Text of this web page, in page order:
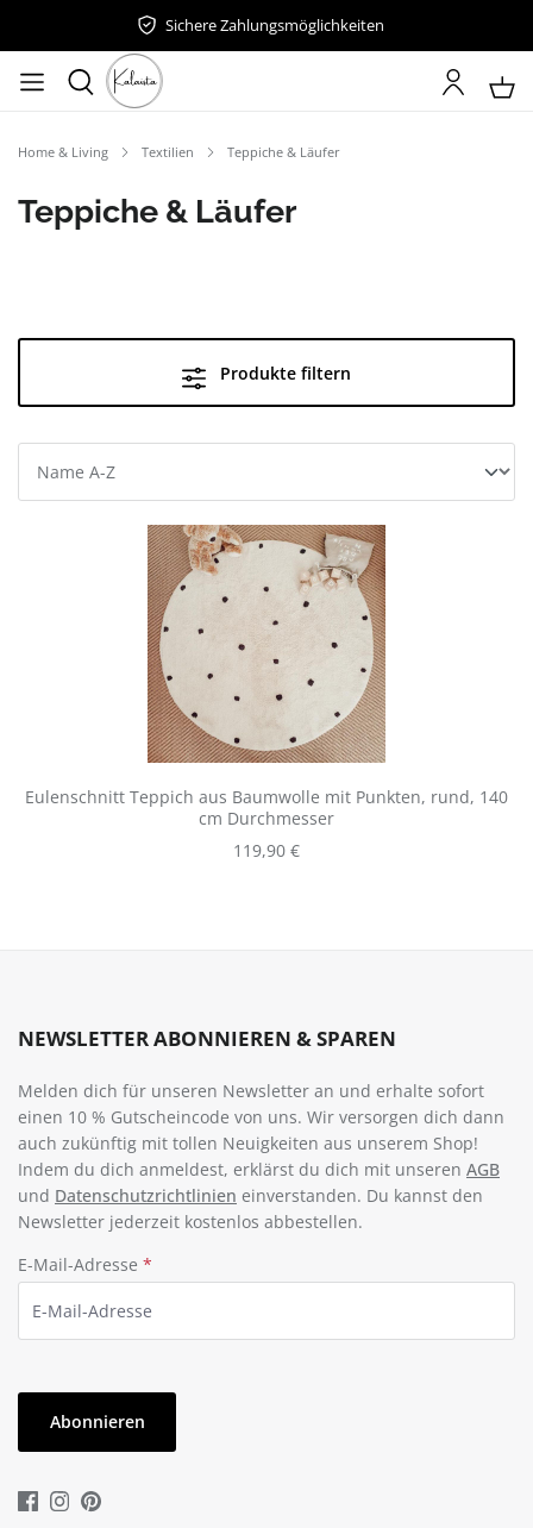
Sichere Zahlungsmöglichkeiten
Home & Living Textilien Teppiche & Läufer
Teppiche & Läufer
Produkte filtern
Eulenschnitt Teppich aus Baumwolle mit Punkten, rund, 140
cm Durchmesser
Regulärer Preis:
119,90 €
NEWSLETTER ABONNIEREN & SPAREN
Melden dich für unseren Newsletter an und erhalte sofort
einen 10 % Gutscheincode von uns. Wir versorgen dich dann
auch zukünftig mit tollen Neuigkeiten aus unserem Shop!
Indem du dich anmeldest, erklärst du dich mit unseren AGB
und Datenschutzrichtlinien einverstanden. Du kannst den
Newsletter jederzeit kostenlos abbestellen.
E-Mail-Adresse *
Abonnieren